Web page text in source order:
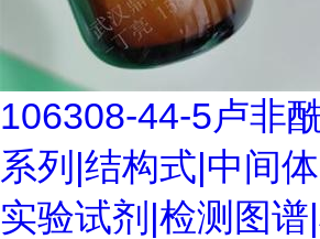
106308-44-5卢非
系列|结构式|中间
实验试剂|检测图